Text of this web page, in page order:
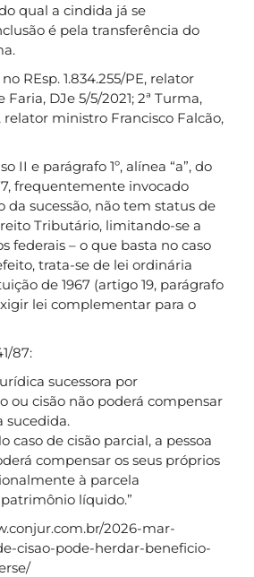
qual a cindida já se
é pela transferência do
REsp. 1.834.255/PE, relator
DJe 5/5/2021; 2ª Turma,
relator ministro Francisco Falcão,
II e parágrafo 1º, alínea “a”, do
frequentemente invocado
sucessão, não tem status de
Tributário, limitando-se a
federais – o que basta no caso
trata-se de lei ordinária
de 1967 (artigo 19, parágrafo
lei complementar para o
87:
sucessora por
ou cisão não poderá compensar
sucedida.
caso de cisão parcial, a pessoa
compensar os seus próprios
à parcela
líquido.”
2026-mar-
cisao-pode-herdar-beneficio-